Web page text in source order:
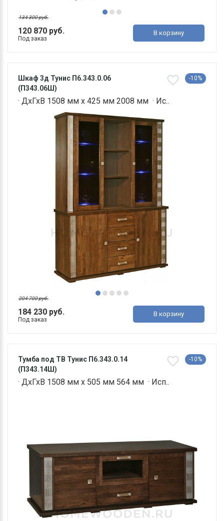
120 870 руб.
134 300 руб.
Под заказ
В корзину
Шкаф 3д Тунис П6.343.0.06
(П343.06Ш)
-10%
· ДхГхВ 1508 мм х 425 мм 2008 мм · Ис..
184 230 руб.
204 700 руб.
Под заказ
В корзину
Тумба под ТВ Тунис П6.343.0.14
(П343.14Ш)
-10%
· ДхГхВ 1508 мм х 505 мм 564 мм · Исп..